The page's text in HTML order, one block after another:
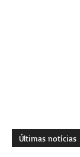
Últimas notícias